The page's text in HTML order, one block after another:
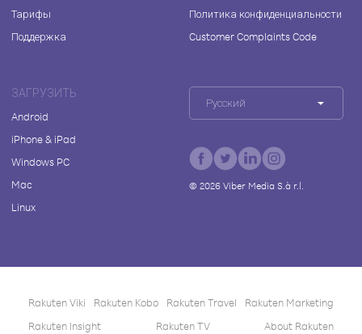
Тарифы
Поддержка
Политика конфиденциальности
Customer Complaints Code
ЗАГРУЗИТЬ
Android
iPhone & iPad
Windows PC
Mac
Linux
Русский
© 2026Viber Media S.à r.l.
Rakuten Viki Rakuten Kobo Rakuten Travel
Rakuten Marketing
Rakuten Insight
Rakuten TV About Rakuten